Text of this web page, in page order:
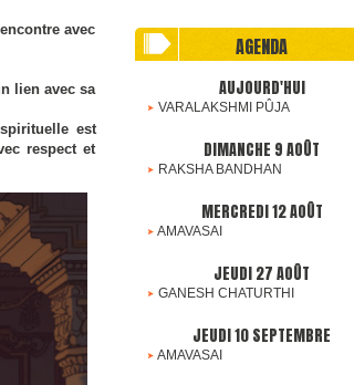
avec
lien avec sa
est
respect et
AGENDA
AUJOURD'HUI
VARALAKSHMI PÛJA
DIMANCHE 9 AOÛT
RAKSHA BANDHAN
MERCREDI 12 AOÛT
AMAVASAI
JEUDI 27 AOÛT
GANESH CHATURTHI
JEUDI 10 SEPTEMBRE
AMAVASAI